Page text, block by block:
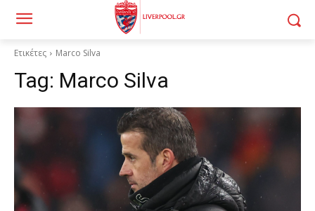
Ετικέτες Marco Silva
Tag: Marco Silva